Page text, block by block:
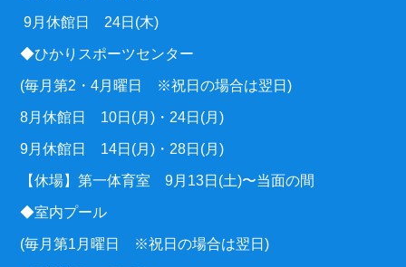
9月休館日 24日(木)
◆ひかりスポーツセンター
(毎月第2・4月曜日 ※祝日の場合は翌日)
8月休館日 10日(月)・24日(月)
9月休館日 14日(月)・28日(月)
【休場】第一体育室 9月13日(土)〜当面の間
◆室内プール
(毎月第1月曜日 ※祝日の場合は翌日)